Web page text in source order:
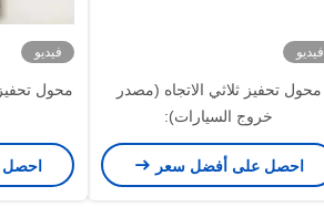
فيديو
محول تحفيز ثلاثي الاتجاه (مصدر
خروج السيارات):
100200,300,400عدد الخلايا 600
يورو 3
احصل على أفضل سعر
فيديو
محول